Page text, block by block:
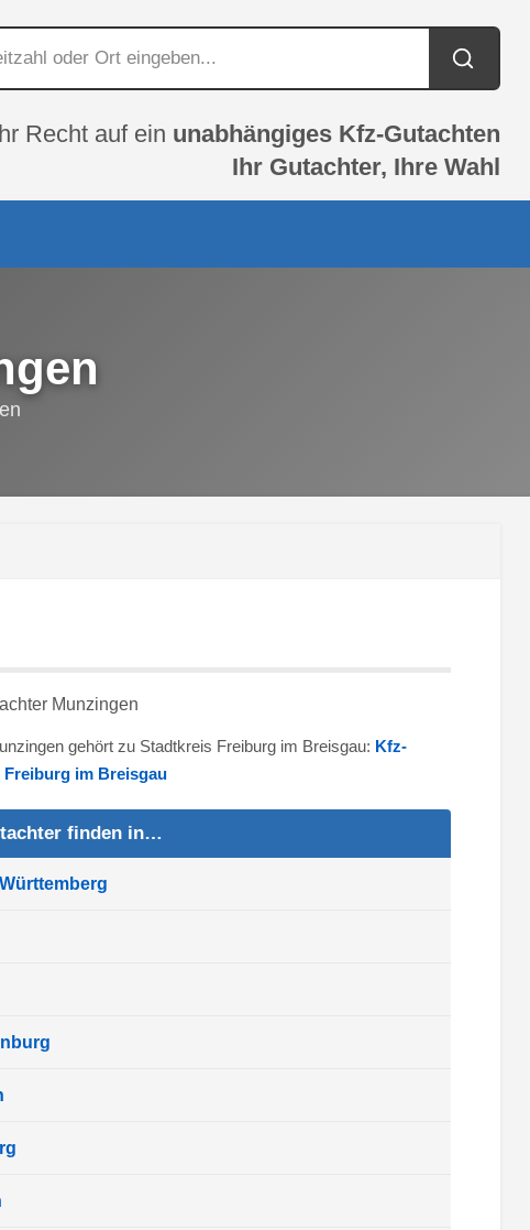
Recht auf ein unabhängiges Kfz-Gutachten
Ihr Gutachter, Ihre Wahl
gehört zu Stadtkreis Freiburg im Breisgau: Kfz-
Freiburg im Breisgau
finden in…